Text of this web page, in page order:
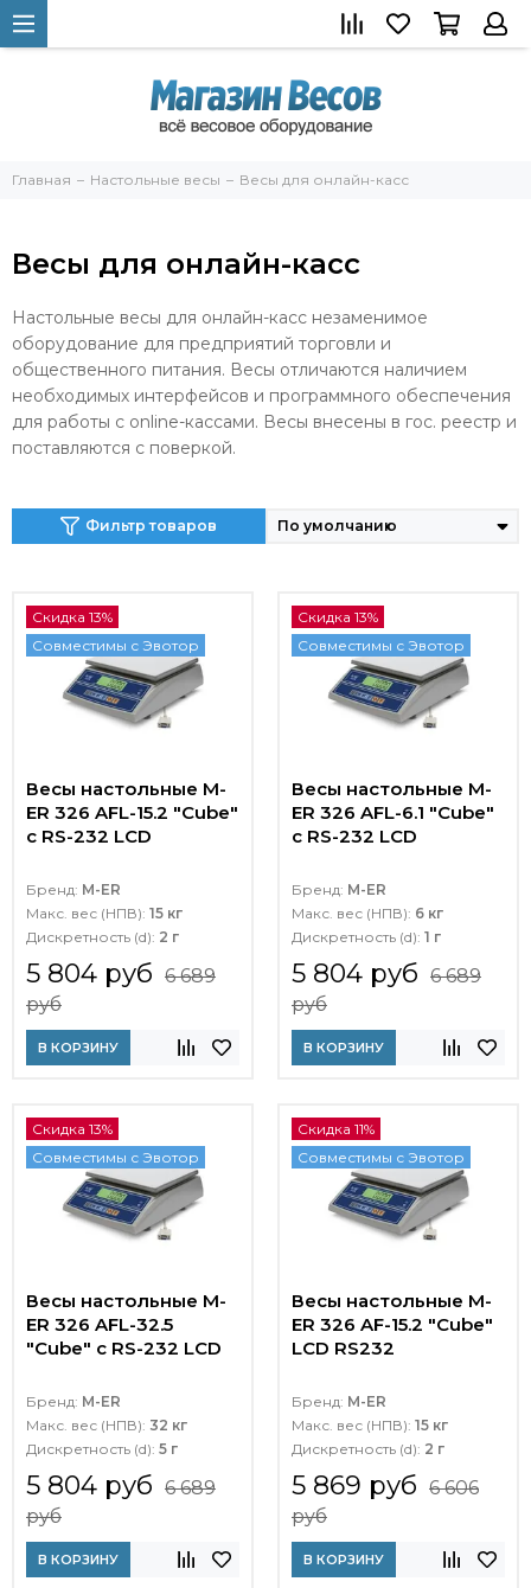
Главная Настольные весы Весы для онлайн-касс
Весы для онлайн-касс
Настольные весы для онлайн-касс незаменимое
оборудование для предприятий торговли и
общественного питания. Весы отличаются наличием
необходимых интерфейсов и программного обеспечения
для работы с online-кассами. Весы внесены в гос. реестр и
поставляются с поверкой.
Фильтр товаров
Скидка 13%
Совместимы с Эвотор
Весы настольные M-
ER 326 AFL-15.2 "Cube"
c RS-232 LCD
Бренд: M-ER
Макс. вес (НПВ): 15 кг
Дискретность (d): 2 г
5 804 руб 6 689
руб
В КОРЗИНУ
Скидка 13%
Совместимы с Эвотор
Весы настольные M-
ER 326 AFL-6.1 "Cube"
c RS-232 LCD
Бренд: M-ER
Макс. вес (НПВ): 6 кг
Дискретность (d): 1 г
5 804 руб 6 689
руб
В КОРЗИНУ
Скидка 13%
Совместимы с Эвотор
Весы настольные M-
ER 326 AFL-32.5
"Cube" c RS-232 LCD
Бренд: M-ER
Макс. вес (НПВ): 32 кг
Дискретность (d): 5 г
5 804 руб 6 689
руб
В КОРЗИНУ
Скидка 11%
Совместимы с Эвотор
Весы настольные M-
ER 326 AF-15.2 "Cube"
LCD RS232
Бренд: M-ER
Макс. вес (НПВ): 15 кг
Дискретность (d): 2 г
5 869 руб 6 606
руб
В КОРЗИНУ